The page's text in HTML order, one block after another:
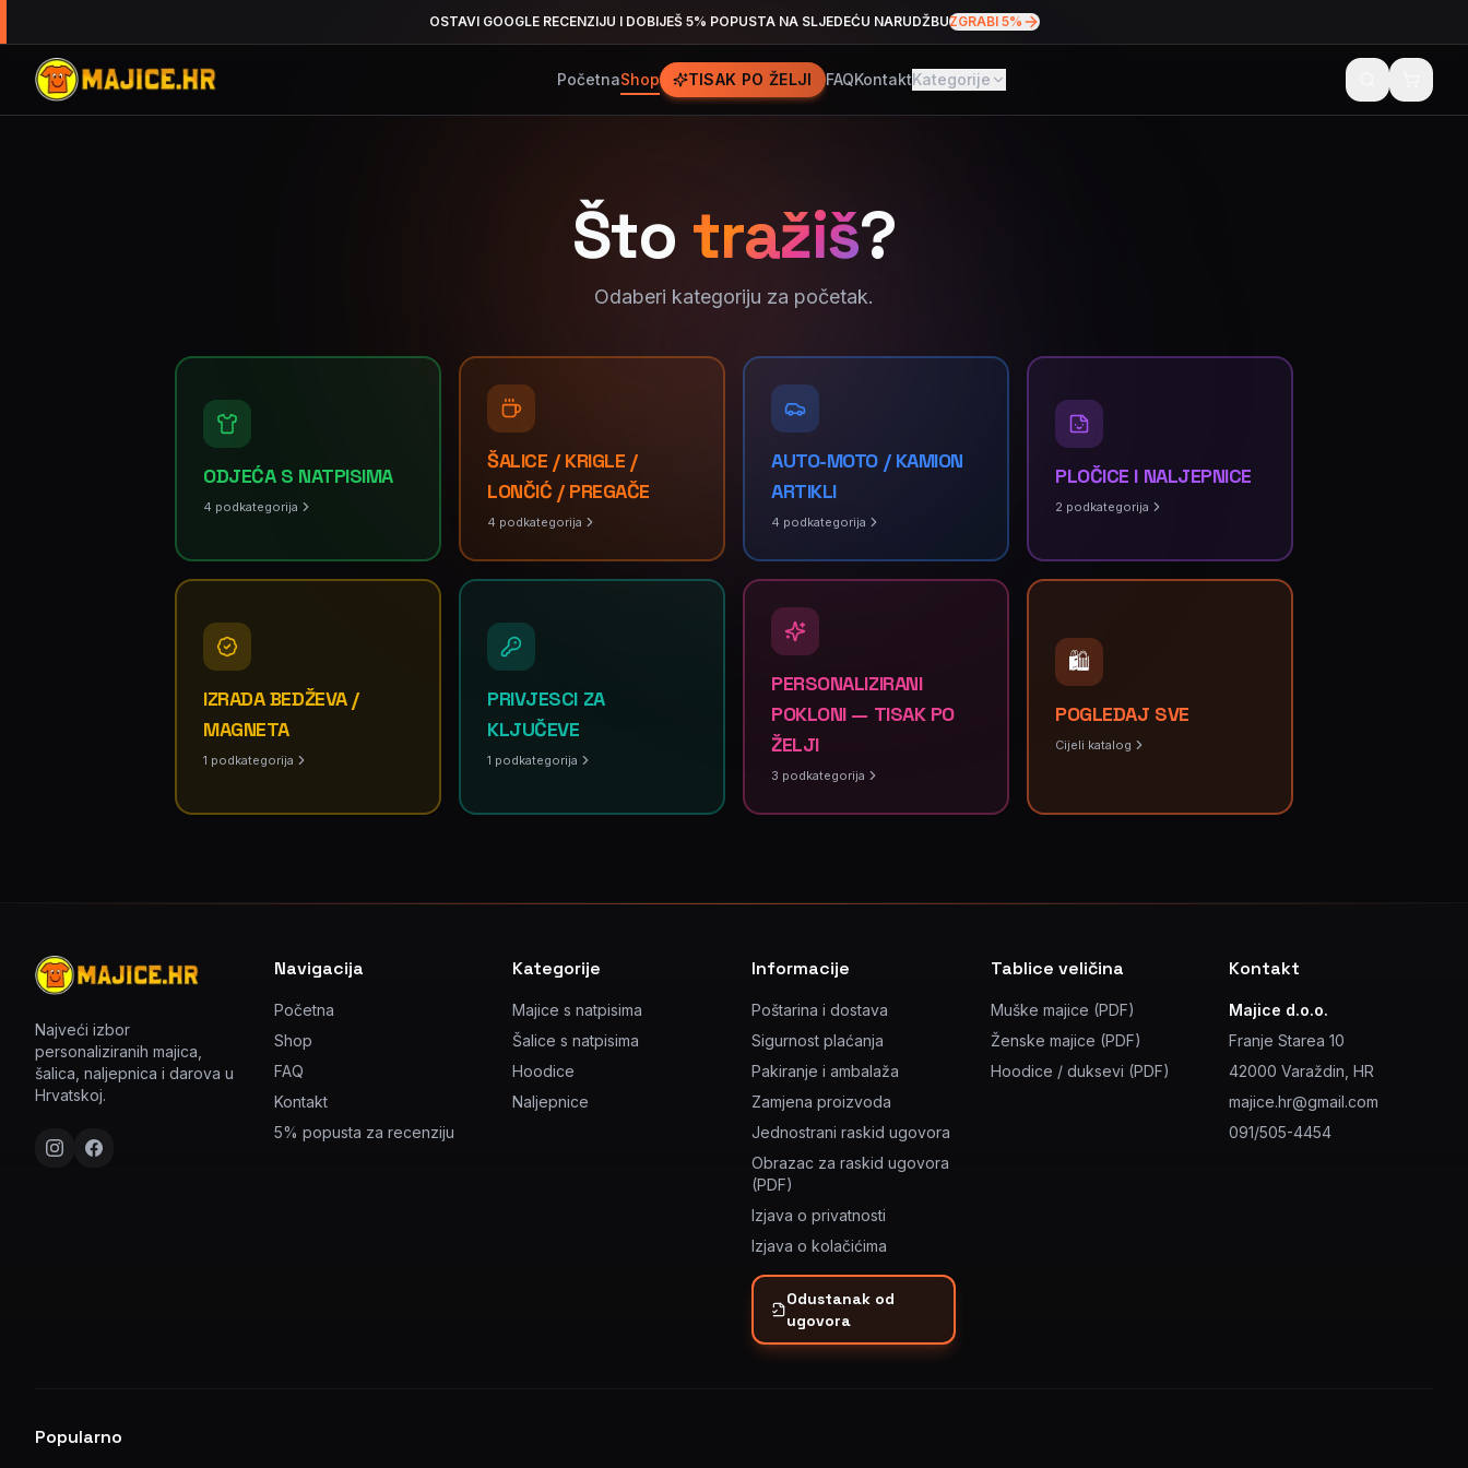
OSTAVI GOOGLE RECENZIJU I DOBIJEŠ 5% POPUSTA NA SLJEDEĆU NARUDŽBUZGRABI 5%
PočetnaShop TISAK PO ŽELJI FAQKontaktKategorije
Što tražiš?
Odaberi kategoriju za početak.
ODJEĆA S NATPISIMA
4 podkategorija
ŠALICE / KRIGLE /
LONČIĆ / PREGAČE
4 podkategorija
AUTO-MOTO / KAMION
ARTIKLI
4 podkategorija
PLOČICE I NALJEPNICE
2 podkategorija
IZRADA BEDŽEVA /
MAGNETA
1 podkategorija
PRIVJESCI ZA
KLJUČEVE
1 podkategorija
PERSONALIZIRANI
POKLONI — TISAK PO
ŽELJI
3 podkategorija
🛍️
POGLEDAJ SVE
Cijeli katalog
Najveći izbor
personaliziranih majica,
šalica, naljepnica i darova u
Hrvatskoj.
Navigacija
Početna
Shop
FAQ
Kontakt
5% popusta za recenziju
Kategorije
Majice s natpisima
Šalice s natpisima
Hoodice
Naljepnice
Informacije
Poštarina i dostava
Sigurnost plaćanja
Pakiranje i ambalaža
Zamjena proizvoda
Jednostrani raskid ugovora
Obrazac za raskid ugovora
(PDF)
Izjava o privatnosti
Izjava o kolačićima
Odustanak od
ugovora
Tablice veličina
Muške majice (PDF)
Ženske majice (PDF)
Hoodice / duksevi (PDF)
Kontakt
Majice d.o.o.
Franje Starea 10
42000 Varaždin, HR
majice.hr@gmail.com
091/505-4454
Popularno